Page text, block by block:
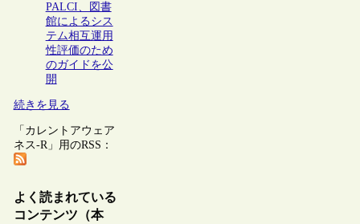
PALCI、図書
館によるシス
テム相互運用
性評価のため
のガイドを公
開
続きを見る
「カレントアウェア
ネス-R」用のRSS：
よく読まれている
コンテンツ（本